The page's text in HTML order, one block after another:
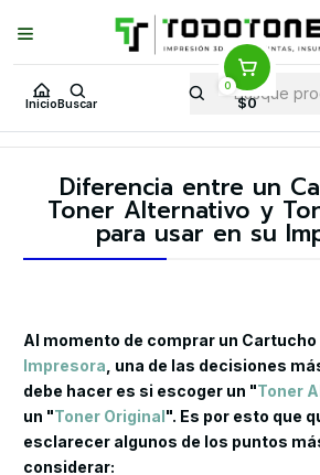
Inicio Buscar
0
$0
Puedes Elegir: Comprar enTienda·
Tienda en24 Horas
Inicio
Diferencia entre un Cartucho de Toner
Diferencia entre un
Toner Alternativo y
para usar en su
Al momento de comprar un Cartucho
Impresora , una de las decisiones
debe hacer es si escoger un "Toner
un "Toner Original". Es por esto que
esclarecer algunos de los puntos
considerar: